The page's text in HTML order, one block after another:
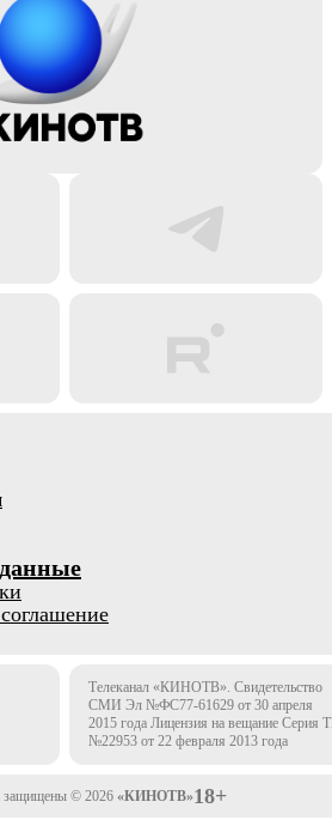
Телеканал «КИНОТВ». Свидетельство
СМИ Эл №ФС77-61629 от 30 апреля
2015 года Лицензия на вещание Серия
№22953 от 22 февраля 2013 года
защищены © 2026 «КИНОТВ»18+